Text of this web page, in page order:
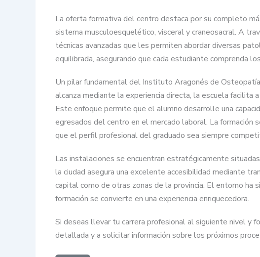
La oferta formativa del centro destaca por su completo
sistema musculoesquelético, visceral y craneosacral. A
técnicas avanzadas que les permiten abordar diversas
equilibrada, asegurando que cada estudiante comprenda
Un pilar fundamental del Instituto Aragonés de
alcanza mediante la experiencia directa, la escuela
Este enfoque permite que el alumno desarrolle una
egresados del centro en el mercado laboral. La formación
que el perfil profesional del graduado sea siempre
Las instalaciones se encuentran estratégicamente
la ciudad asegura una excelente accesibilidad mediante
capital como de otras zonas de la provincia. El entorno ha
formación se convierte en una experiencia enriquecedora.
Si deseas llevar tu carrera profesional al siguiente nivel y
detallada y a solicitar información sobre los próximos